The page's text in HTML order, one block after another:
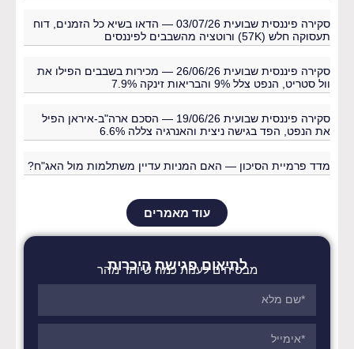
סקירה פיננסית שבועית 03/07/26 — הדאו בשיא כל הזמנים, דוח
תעסוקה חלש (57K) ורוטציה מהשבבים לפיננסים
סקירה פיננסית שבועית 26/06/26 — מכירות בשבבים הפילו את
וול סטריט, הנפט צלל 9% והבריאות זינקה 7.9%
סקירה פיננסית שבועית 19/06/26 — הסכם ארה"ב-איראן הפיל
את הנפט, הפד בגישה ניצית והאנרגיה צללה 6.6%
מדד פרמיית הסיכון — האם המניות עדיין משתלמות מול האג"ח?
עוד מאמרים
לתיאום פגישת היכרות
מבטיחים לענות כמה שיותר מהר